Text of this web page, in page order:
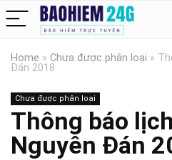
Home » Chưa được phân loại »
Đán 2018
Chưa được phân loại
Thông báo
Nguyên Đán